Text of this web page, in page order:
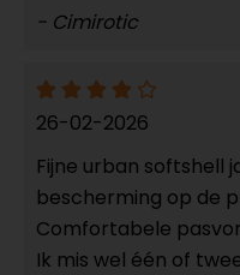
- Cimirotic
26-02-2026
Fijne urban softshell
bescherming op de
Comfortabele
Ik mis wel één of